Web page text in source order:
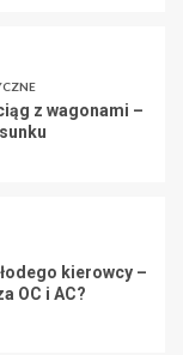
z wagonami –
kierowcy –
OC i AC?